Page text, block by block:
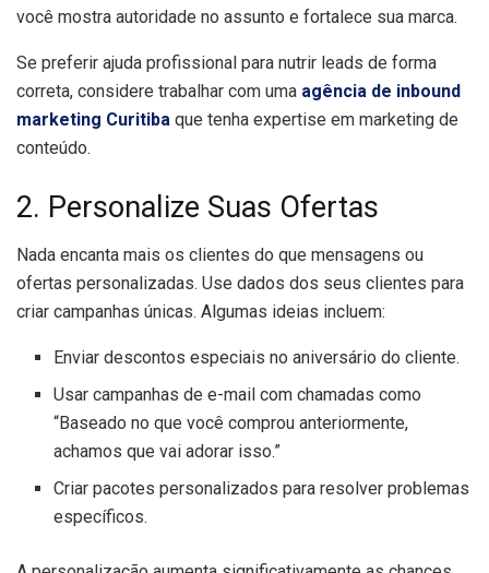
você mostra autoridade no assunto e fortalece sua marca.
Se preferir ajuda profissional para nutrir leads de forma
correta, considere trabalhar com uma agência de inbound
marketing Curitiba que tenha expertise em marketing de
conteúdo.
2. Personalize Suas Ofertas
Nada encanta mais os clientes do que mensagens ou
ofertas personalizadas. Use dados dos seus clientes para
criar campanhas únicas. Algumas ideias incluem:
Enviar descontos especiais no aniversário do cliente.
Usar campanhas de e-mail com chamadas como
“Baseado no que você comprou anteriormente,
achamos que vai adorar isso.”
Criar pacotes personalizados para resolver problemas
específicos.